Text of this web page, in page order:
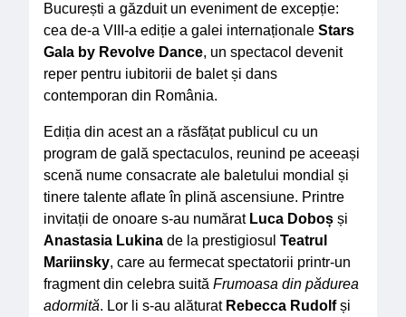
București a găzduit un eveniment de excepție:
cea de-a VIII-a ediție a galei internaționale Stars
Gala by Revolve Dance, un spectacol devenit
reper pentru iubitorii de balet și dans
contemporan din România.
Ediția din acest an a răsfățat publicul cu un
program de gală spectaculos, reunind pe aceeași
scenă nume consacrate ale baletului mondial și
tinere talente aflate în plină ascensiune. Printre
invitații de onoare s-au numărat Luca Doboș și
Anastasia Lukina de la prestigiosul Teatrul
Mariinsky, care au fermecat spectatorii printr-un
fragment din celebra suită Frumoasa din pădurea
adormită. Lor li s-au alăturat Rebecca Rudolfși